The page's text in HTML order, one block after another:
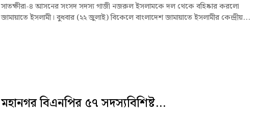
সাতক্ষীরা-৪ আসনের সংসদ সদস্য গাজী নজরুল ইসলামকে দল থেকে বহিষ্কার করলো
জামায়াতে ইসলামী। বুধবার (২২ জুলাই) বিকেলে বাংলাদেশ জামায়াতে ইসলামীর কেন্দ্রীয়...
মহানগর বিএনপির ৫৭ সদস্যবিশিষ্ট...